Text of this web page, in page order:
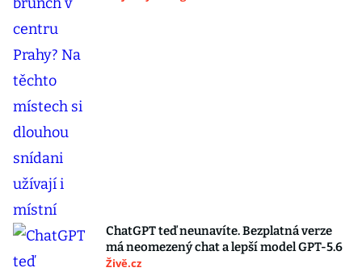
ChatGPT teď neunavíte. Bezplatná verze
má neomezený chat a lepší model GPT-5.6
Živě.cz